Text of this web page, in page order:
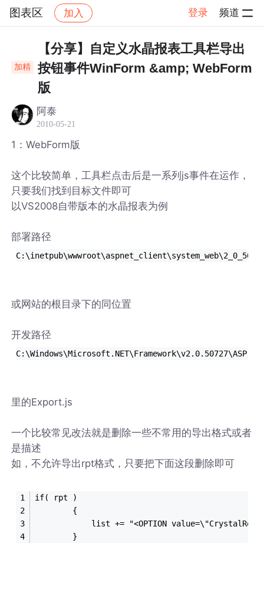
图表区 加入 登录 频道
图表区 帖子详情
加精
【分享】自定义水晶报表工具栏导出
按钮事件WinForm &amp; WebForm
版
阿泰
2010-05-21
1：WebForm版
这个比较简单，工具栏点击后是一系列js事件在运作，
只要我们找到目标文件即可
以VS2008自带版本的水晶报表为例
部署路径
或网站的根目录下的同位置
开发路径
里的Export.js
一个比较常见改法就是删除一些不常用的导出格式或者
是描述
如，不允许导出rpt格式，只要把下面这段删除即可
if( rpt )
		{
list += "<OPTION
		}